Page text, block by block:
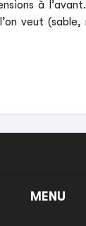
à
veut
MENU